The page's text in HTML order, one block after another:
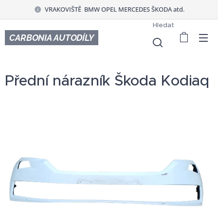
VRAKOVIŠTĚ BMW OPEL MERCEDES ŠKODA atd.
CARBONIA AUTODÍLY
Hledat
Přední nárazník Škoda Kodiaq